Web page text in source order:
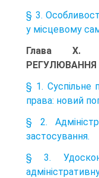
§ 3.
у місцевому
Глава Х.
РЕГУЛЮВАННЯ
§ 1. Суспільне
права: новий
§ 2.
застосування.
§ 3.